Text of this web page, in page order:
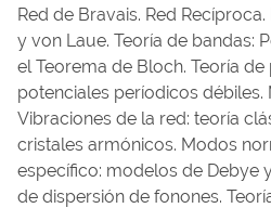
Red de Bravais. Red
y von Laue. Teoría de bandas:
el Teorema de Bloch. Teoría
potenciales períodicos
Vibraciones de la red: teoría
cristales armónicos. Modos
específico: modelos de Debye
de dispersión de fonones.